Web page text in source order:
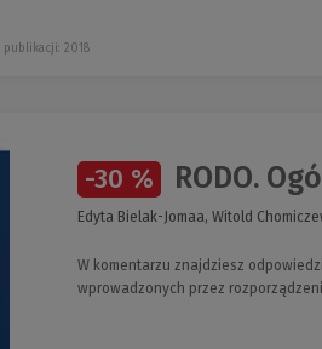
publikacji: 2018
-30 % RODO.
Edyta Bielak-Jomaa, Witold
W komentarzu znajdziesz
wprowadzonych przez